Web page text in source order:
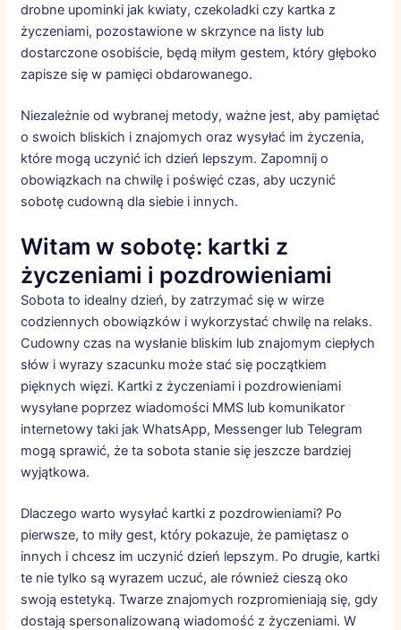
drobne upominki jak kwiaty, czekoladki czy kartka z
życzeniami, pozostawione w skrzynce na listy lub
dostarczone osobiście, będą miłym gestem, który głęboko
zapisze się w pamięci obdarowanego.
Niezależnie od wybranej metody, ważne jest, aby pamiętać
o swoich bliskich i znajomych oraz wysyłać im życzenia,
które mogą uczynić ich dzień lepszym. Zapomnij o
obowiązkach na chwilę i poświęć czas, aby uczynić
sobotę cudowną dla siebie i innych.
Witam w sobotę: kartki z
życzeniami i pozdrowieniami
Sobota to idealny dzień, by zatrzymać się w wirze
codziennych obowiązków i wykorzystać chwilę na relaks.
Cudowny czas na wysłanie bliskim lub znajomym ciepłych
słów i wyrazy szacunku może stać się początkiem
pięknych więzi. Kartki z życzeniami i pozdrowieniami
wysyłane poprzez wiadomości MMS lub komunikator
internetowy taki jak WhatsApp, Messenger lub Telegram
mogą sprawić, że ta sobota stanie się jeszcze bardziej
wyjątkowa.
Dlaczego warto wysyłać kartki z pozdrowieniami? Po
pierwsze, to miły gest, który pokazuje, że pamiętasz o
innych i chcesz im uczynić dzień lepszym. Po drugie, kartki
te nie tylko są wyrazem uczuć, ale również cieszą oko
swoją estetyką. Twarze znajomych rozpromieniają się, gdy
dostają spersonalizowaną wiadomość z życzeniami. W